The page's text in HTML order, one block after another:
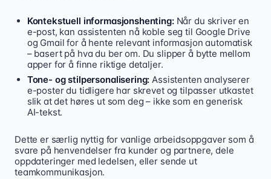
Kontekstuell informasjonshenting:Når du skriver en
e-post, kan assistenten nå koble seg til Google Drive
og Gmail for å hente relevant informasjon automatisk
– basert på hva du ber om. Du slipper å bytte mellom
apper for å finne riktige detaljer.
Tone- og stilpersonalisering: Assistenten analyserer
e-poster du tidligere har skrevet og tilpasser utkastet
slik at det høres ut som deg – ikke som en generisk
AI-tekst.
Dette er særlig nyttig for vanlige arbeidsoppgaver som å
svare på henvendelser fra kunder og partnere, dele
oppdateringer med ledelsen, eller sende ut
teamkommunikasjon.